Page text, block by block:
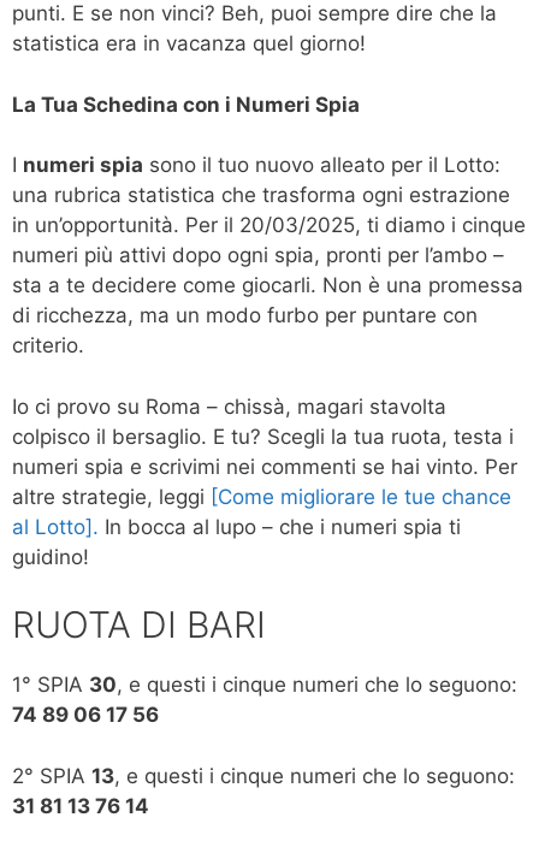
punti. E se non vinci? Beh, puoi sempre dire che la
statistica era in vacanza quel giorno!
La Tua Schedina con i Numeri Spia
I numeri spia sono il tuo nuovo alleato per il Lotto:
una rubrica statistica che trasforma ogni estrazione
in un’opportunità. Per il 20/03/2025, ti diamo i cinque
numeri più attivi dopo ogni spia, pronti per l’ambo –
sta a te decidere come giocarli. Non è una promessa
di ricchezza, ma un modo furbo per puntare con
criterio.
Io ci provo su Roma – chissà, magari stavolta
colpisco il bersaglio. E tu? Scegli la tua ruota, testa i
numeri spia e scrivimi nei commenti se hai vinto. Per
altre strategie, leggi [Come migliorare le tue chance
al Lotto]. In bocca al lupo – che i numeri spia ti
guidino!
RUOTA DI BARI
1° SPIA 30, e questi i cinque numeri che lo seguono:
74 89 06 17 56
2° SPIA 13, e questi i cinque numeri che lo seguono:
31 81 13 76 14